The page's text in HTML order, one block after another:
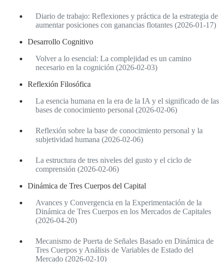
Diario de trabajo: Reflexiones y práctica de la estrategia de
aumentar posiciones con ganancias flotantes (2026-01-17)
Desarrollo Cognitivo
Volver a lo esencial: La complejidad es un camino
necesario en la cognición (2026-02-03)
Reflexión Filosófica
La esencia humana en la era de la IA y el significado de las
bases de conocimiento personal (2026-02-06)
Reflexión sobre la base de conocimiento personal y la
subjetividad humana (2026-02-06)
La estructura de tres niveles del gusto y el ciclo de
comprensión (2026-02-06)
Dinámica de Tres Cuerpos del Capital
Avances y Convergencia en la Experimentación de la
Dinámica de Tres Cuerpos en los Mercados de Capitales
(2026-04-20)
Mecanismo de Puerta de Señales Basado en Dinámica de
Tres Cuerpos y Análisis de Variables de Estado del
Mercado (2026-02-10)